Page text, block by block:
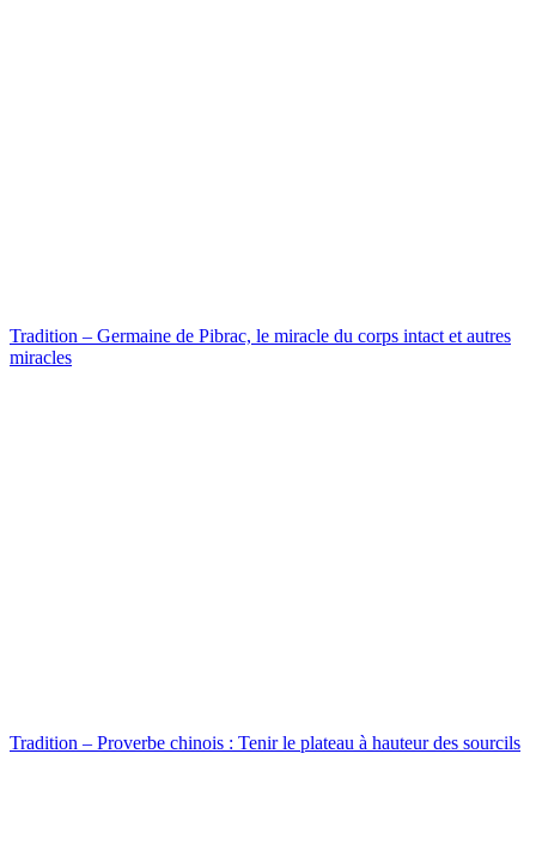
Tradition – Germaine de Pibrac, le miracle du corps intact et autres
miracles
Tradition – Proverbe chinois : Tenir le plateau à hauteur des sourcils